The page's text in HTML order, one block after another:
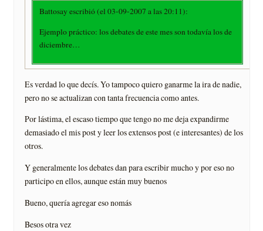
Battosay escribió (el 03-09-2007 a las 20:11):
Ejemplo práctico: los debates de este mes son todavía los de
diciembre…
Es verdad lo que decís. Yo tampoco quiero ganarme la ira de nadie,
pero no se actualizan con tanta frecuencia como antes.
Por lástima, el escaso tiempo que tengo no me deja expandirme
demasiado el mis post y leer los extensos post (e interesantes) de los
otros.
Y generalmente los debates dan para escribir mucho y por eso no
participo en ellos, aunque están muy buenos
Bueno, quería agregar eso nomás
Besos otra vez